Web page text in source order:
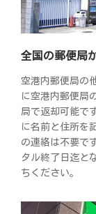
全国の郵便局
空港内郵便局の
に空港内郵便局
局で返却可能で
に名前と住所を
の連絡は不要で
タル終了日迄と
ちください。